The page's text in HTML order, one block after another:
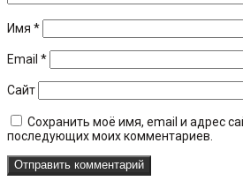
Имя *
Email *
Сайт
Сохранить моё имя, email и адрес
последующих моих комментариев.